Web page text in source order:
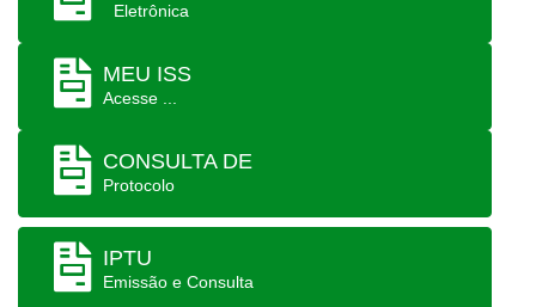
Eletrônica
MEU ISS
Acesse ...
CONSULTA DE
Protocolo
IPTU
Emissão e Consulta